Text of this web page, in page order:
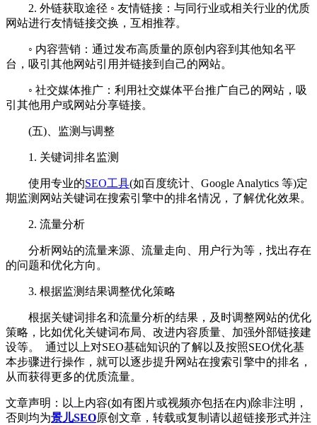
2. 外链获取途径 ◦ 友情链接：与同行业或相关行业的优质
网站进行友情链接交换，互相推荐。
◦ 内容营销：通过发布高质量的原创内容到其他知名平
台，吸引其他网站引用并链接到自己的网站。
◦ 社交媒体推广：利用社交媒体平台推广自己的网站，吸
引其他用户或网站分享链接。
(五)、监测与调整
1. 关键词排名监测
使用专业的SEO工具(如百度统计、Google Analytics 等)定
期监测网站关键词在搜索引擎中的排名情况，了解优化效果。
2. 流量分析
分析网站的流量来源、流量走向、用户行为等，找出存在
的问题和优化方向。
3. 根据监测结果调整优化策略
根据关键词排名和流量分析的结果，及时调整网站的优化
策略，比如优化关键词布局、改进内容质量、加强外部链接建
设等。 通过以上对SEO基础知识的了解以及按照SEO优化基
本步骤进行操作，就可以逐步提升网站在搜索引擎中的排名，
从而获得更多的优质流量。
文章声明：以上内容(如有图片或视频亦包括在内)除非注明，
否则均为景儿SEO原创文章，转载或复制请以超链接形式并注